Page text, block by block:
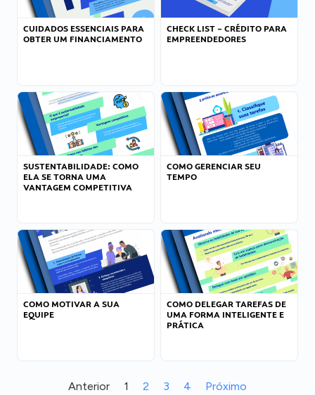
CUIDADOS ESSENCIAIS PARA
OBTER UM FINANCIAMENTO
CHECK LIST – CRÉDITO PARA
EMPREENDEDORES
SUSTENTABILIDADE: COMO
ELA SE TORNA UMA
VANTAGEM COMPETITIVA
COMO GERENCIAR SEU
TEMPO
COMO MOTIVAR A SUA
EQUIPE
COMO DELEGAR TAREFAS DE
UMA FORMA INTELIGENTE E
PRÁTICA
Anterior 1 2 3 4 Próximo